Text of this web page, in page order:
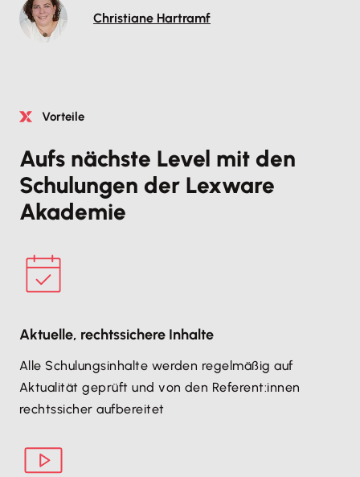
Christiane Hartramf
Vorteile
Aufs nächste Level mit den
Schulungen der Lexware
Akademie
Aktuelle, rechtssichere Inhalte
Alle Schulungsinhalte werden regelmäßig auf
Aktualität geprüft und von den Referent:innen
rechtssicher aufbereitet